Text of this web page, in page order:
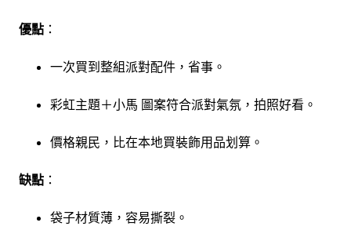
優點 ：
一次買到整組派對配件，省事。
彩虹主題＋小馬 圖案符合派對氣氛，拍照好看。
價格親民，比在本地買裝飾用品划算。
缺點 ：
袋子材質薄，容易撕裂。